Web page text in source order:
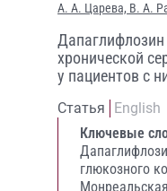
А. А. Царева, В. А.
хронической
у пациентов с
Статья
English
Ключевые
глюкозного